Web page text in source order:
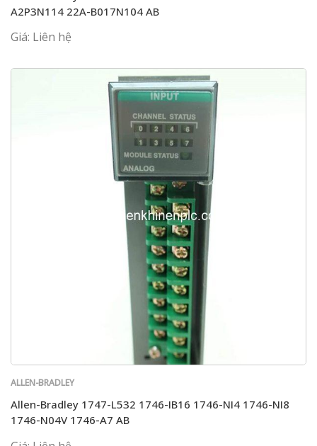
A2P3N114 22A-B017N104 AB
Giá: Liên hệ
ALLEN-BRADLEY
Allen-Bradley 1747-L532 1746-IB16 1746-NI4 1746-NI8
1746-N04V 1746-A7 AB